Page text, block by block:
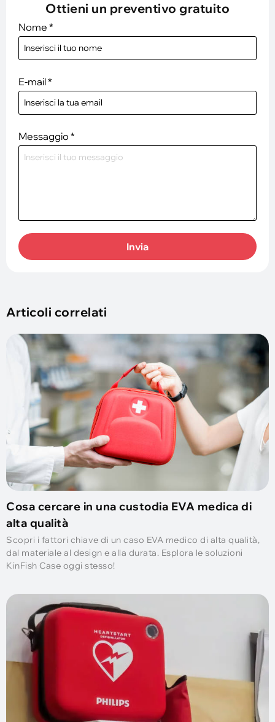
Ottieni un preventivo gratuito
Nome *
E-mail*
Messaggio *
Invia
Articoli correlati
Cosa cercare in una custodia EVA medica di
alta qualità
Scopri i fattori chiave di un caso EVA medico di alta qualità,
dal materiale al design e alla durata. Esplora le soluzioni
KinFish Case oggi stesso!